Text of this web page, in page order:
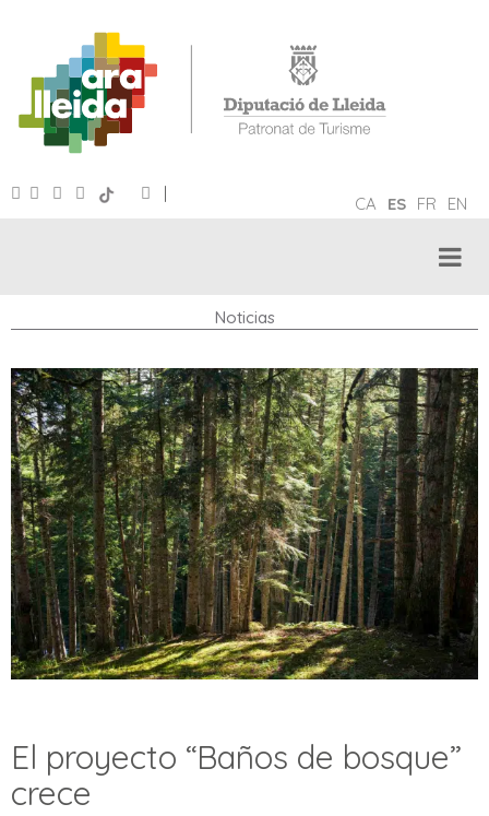
CA ES FR EN
|
Noticias
El proyecto “Baños de bosque”
crece